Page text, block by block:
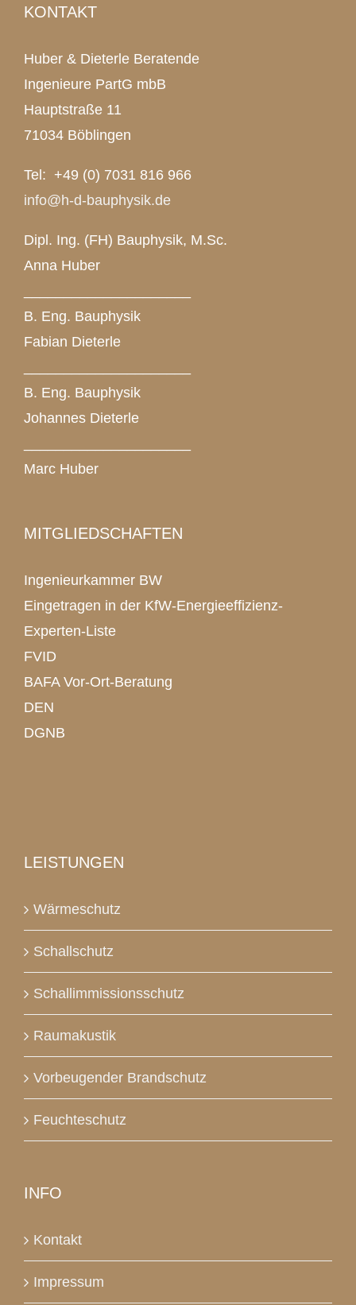
KONTAKT
Huber & Dieterle Beratende
Ingenieure PartG mbB
Hauptstraße 11
71034 Böblingen
Tel: +49 (0) 7031 816 966
info@h-d-bauphysik.de
Dipl. Ing. (FH) Bauphysik, M.Sc.
Anna Huber
B. Eng. Bauphysik
Fabian Dieterle
B. Eng. Bauphysik
Johannes Dieterle
Marc Huber
MITGLIEDSCHAFTEN
Ingenieurkammer BW
Eingetragen in der KfW-Energieeffizienz-
Experten-Liste
FVID
BAFA Vor-Ort-Beratung
DEN
DGNB
LEISTUNGEN
Wärmeschutz
Schallschutz
Schallimmissionsschutz
Raumakustik
Vorbeugender Brandschutz
Feuchteschutz
INFO
Kontakt
Impressum